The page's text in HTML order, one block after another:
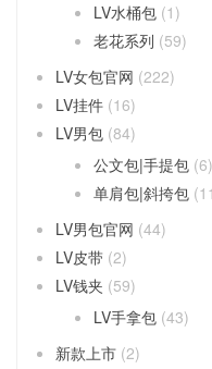
LV水桶包 (1)
老花系列 (59)
LV女包官网 (222)
LV挂件 (16)
LV男包 (84)
公文包|手提包 (6)
单肩包|斜挎包
LV男包官网 (44)
LV皮带 (2)
LV钱夹 (59)
LV手拿包 (43)
新款上市 (2)